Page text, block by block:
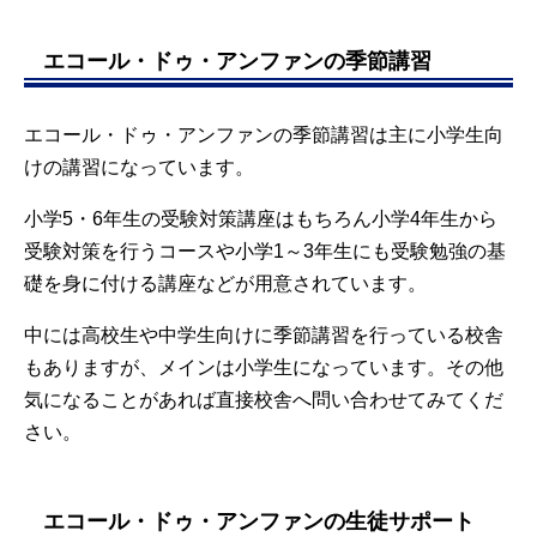
エコール・ドゥ・アンファンの季節講習
エコール・ドゥ・アンファンの季節講習は主に小学生向
けの講習になっています。
小学5・6年生の受験対策講座はもちろん小学4年生から
受験対策を行うコースや小学1～3年生にも受験勉強の基
礎を身に付ける講座などが用意されています。
中には高校生や中学生向けに季節講習を行っている校舎
もありますが、メインは小学生になっています。その他
気になることがあれば直接校舎へ問い合わせてみてくだ
さい。
エコール・ドゥ・アンファンの生徒サポート